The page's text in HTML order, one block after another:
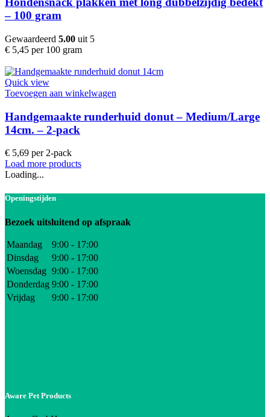
– 100 gram
Gewaardeerd 5.00 uit 5
€ 5,45 per 100 gram
Quick view
Toevoegen aan winkelwagen
Handgemaakte runderhuid donut – Medium/Large
14cm. – 2-pack
€ 5,69 per 2-pack
Load more products
Loading...
Openingstijden
Bezoek uitsluitend op afspraak
Maandag
9:00 - 17:00
Dinsdag
9:00 - 17:00
Woensdag 9:00 - 17:00
Donderdag 9:00 - 17:00
Vrijdag
9:00 - 17:00
Aware Pet Products